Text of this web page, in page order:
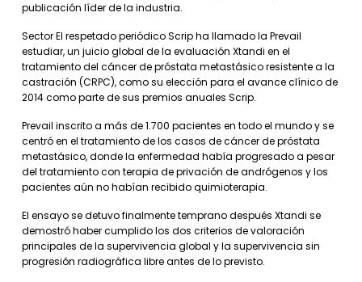
publicación líder de la industria.
Sector El respetado periódico Scrip ha llamado la Prevail
estudiar, un juicio global de la evaluación Xtandi en el
tratamiento del cáncer de próstata metastásico resistente a la
castración (CRPC), como su elección para el avance clínico de
2014 como parte de sus premios anuales Scrip.
Prevail inscrito a más de 1.700 pacientes en todo el mundo y se
centró en el tratamiento de los casos de cáncer de próstata
metastásico, donde la enfermedad había progresado a pesar
del tratamiento con terapia de privación de andrógenos y los
pacientes aún no habían recibido quimioterapia.
El ensayo se detuvo finalmente temprano después Xtandi se
demostró haber cumplido los dos criterios de valoración
principales de la supervivencia global y la supervivencia sin
progresión radiográfica libre antes de lo previsto.